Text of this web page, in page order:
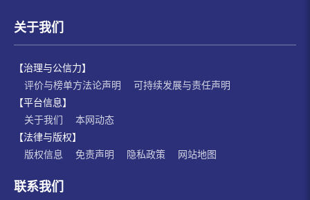
关于我们
【治理与公信力】
评价与榜单方法论声明
可持续发展与责任声明
【平台信息】
关于我们
本网动态
【法律与版权】
版权信息
免责声明 隐私政策 网站地图
联系我们